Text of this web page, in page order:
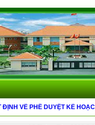
VỀ PHÊ DUYỆT KẾ HOẠCH